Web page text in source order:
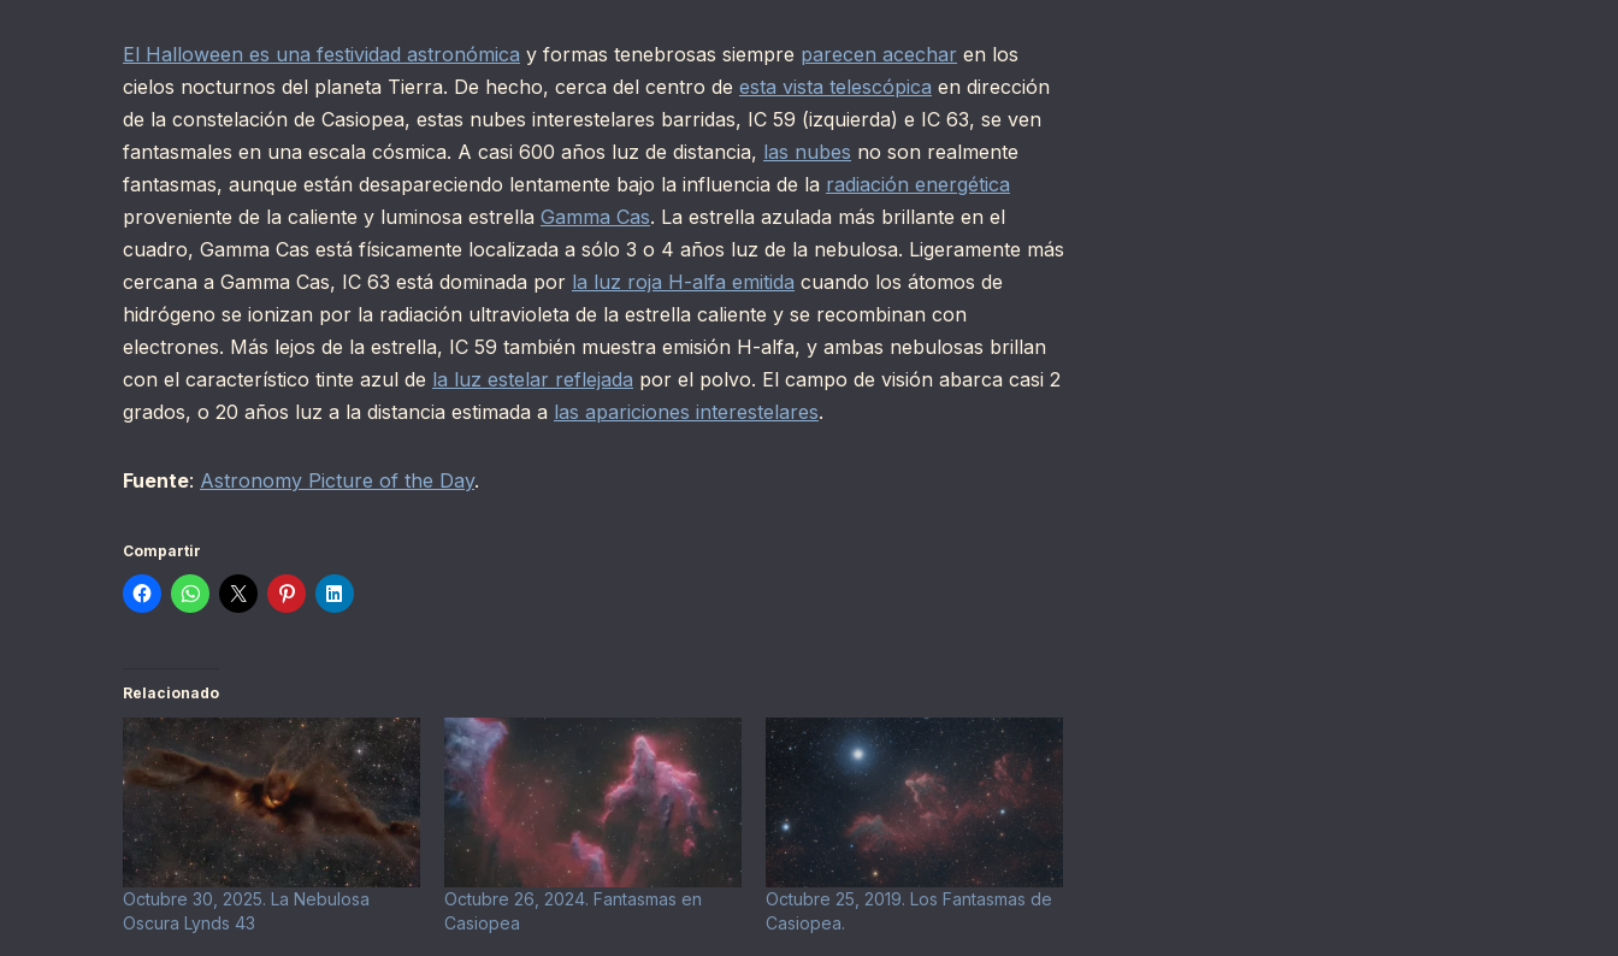
El Halloween es una festividad astronómica y formas tenebrosas siempre parecen acechar en los
cielos nocturnos del planeta Tierra. De hecho, cerca del centro de esta vista telescópica en dirección
de la constelación de Casiopea, estas nubes interestelares barridas, IC 59 (izquierda) e IC 63, se ven
fantasmales en una escala cósmica. A casi 600 años luz de distancia, las nubes no son realmente
fantasmas, aunque están desapareciendo lentamente bajo la influencia de la radiación energética
proveniente de la caliente y luminosa estrella Gamma Cas. La estrella azulada más brillante en el
cuadro, Gamma Cas está físicamente localizada a sólo 3 o 4 años luz de la nebulosa. Ligeramente más
cercana a Gamma Cas, IC 63 está dominada por la luz roja H-alfa emitida cuando los átomos de
hidrógeno se ionizan por la radiación ultravioleta de la estrella caliente y se recombinan con
electrones. Más lejos de la estrella, IC 59 también muestra emisión H-alfa, y ambas nebulosas brillan
con el característico tinte azul de la luz estelar reflejada por el polvo. El campo de visión abarca casi 2
grados, o 20 años luz a la distancia estimada a las apariciones interestelares.
Fuente: Astronomy Picture of the Day.
Compartir
Relacionado
Octubre 30, 2025. La Nebulosa
Oscura Lynds 43
Octubre 26, 2024. Fantasmas en
Casiopea
Octubre 25, 2019. Los Fantasmas de
Casiopea.